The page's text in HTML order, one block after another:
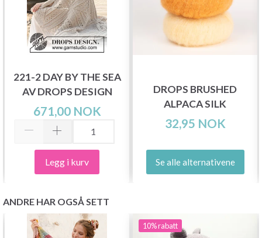
221-2 DAY BY THE SEA
AV DROPS DESIGN
671,00 NOK
Legg i kurv
DROPS BRUSHED
ALPACA SILK
32,95 NOK
Se alle alternativene
ANDRE HAR OGSÅ SETT
10%rabatt